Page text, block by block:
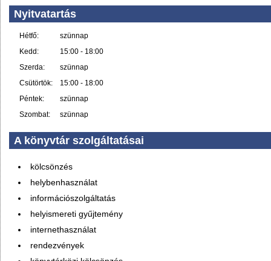
Nyitvatartás
Hétfő:
szünnap
Kedd:
15:00 - 18:00
Szerda:
szünnap
Csütörtök:
15:00 - 18:00
Péntek:
szünnap
Szombat:
szünnap
A könyvtár szolgáltatásai
kölcsönzés
helybenhasználat
információszolgáltatás
helyismereti gyűjtemény
internethasználat
rendezvények